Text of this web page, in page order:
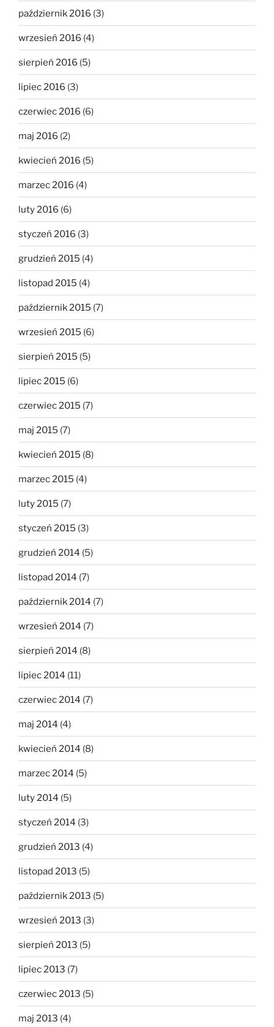
październik 2016 (3)
wrzesień 2016 (4)
sierpień 2016 (5)
lipiec 2016 (3)
czerwiec 2016 (6)
maj 2016 (2)
kwiecień 2016 (5)
marzec 2016 (4)
luty 2016 (6)
styczeń 2016 (3)
grudzień 2015 (4)
listopad 2015 (4)
październik 2015 (7)
wrzesień 2015 (6)
sierpień 2015 (5)
lipiec 2015 (6)
czerwiec 2015 (7)
maj 2015 (7)
kwiecień 2015 (8)
marzec 2015 (4)
luty 2015 (7)
styczeń 2015 (3)
grudzień 2014 (5)
listopad 2014 (7)
październik 2014 (7)
wrzesień 2014 (7)
sierpień 2014 (8)
lipiec 2014 (11)
czerwiec 2014 (7)
maj 2014 (4)
kwiecień 2014 (8)
marzec 2014 (5)
luty 2014 (5)
styczeń 2014 (3)
grudzień 2013 (4)
listopad 2013 (5)
październik 2013 (5)
wrzesień 2013 (3)
sierpień 2013 (5)
lipiec 2013 (7)
czerwiec 2013 (5)
maj 2013 (4)